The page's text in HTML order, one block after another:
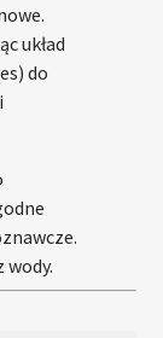
układ
do
wody.